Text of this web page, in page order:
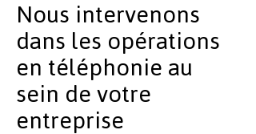
Nous intervenons
dans les opérations
en téléphonie au
sein de votre
entreprise